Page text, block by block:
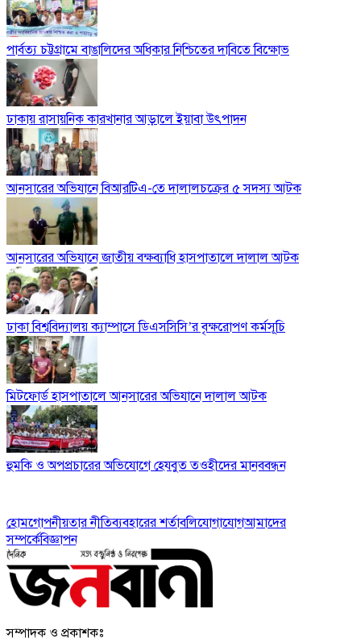
পার্বত্য চট্টগ্রামে বাঙালিদের অধিকার নিশ্চিতের দাবিতে বিক্ষোভ
ঢাকায় রাসায়নিক কারখানার আড়ালে ইয়াবা উৎপাদন
আনসারের অভিযানে বিআরটিএ-তে দালালচক্রের ৫ সদস্য আটক
আনসারের অভিযানে জাতীয় বক্ষব্যাধি হাসপাতালে দালাল আটক
​ঢাকা বিশ্ববিদ্যালয় ক্যাম্পাসে ডিএসসিসি’র বৃক্ষরোপণ কর্মসূচি
মিটফোর্ড হাসপাতালে আনসারের অভিযানে দালাল আটক
হুমকি ও অপপ্রচারের অভিযোগে হেযবুত তওহীদের মানববন্ধন
হোমগোপনীয়তার নীতিব্যবহারের শর্তাবলিযোগাযোগআমাদের
সম্পর্কেবিজ্ঞাপন
সম্পাদক ও প্রকাশকঃ